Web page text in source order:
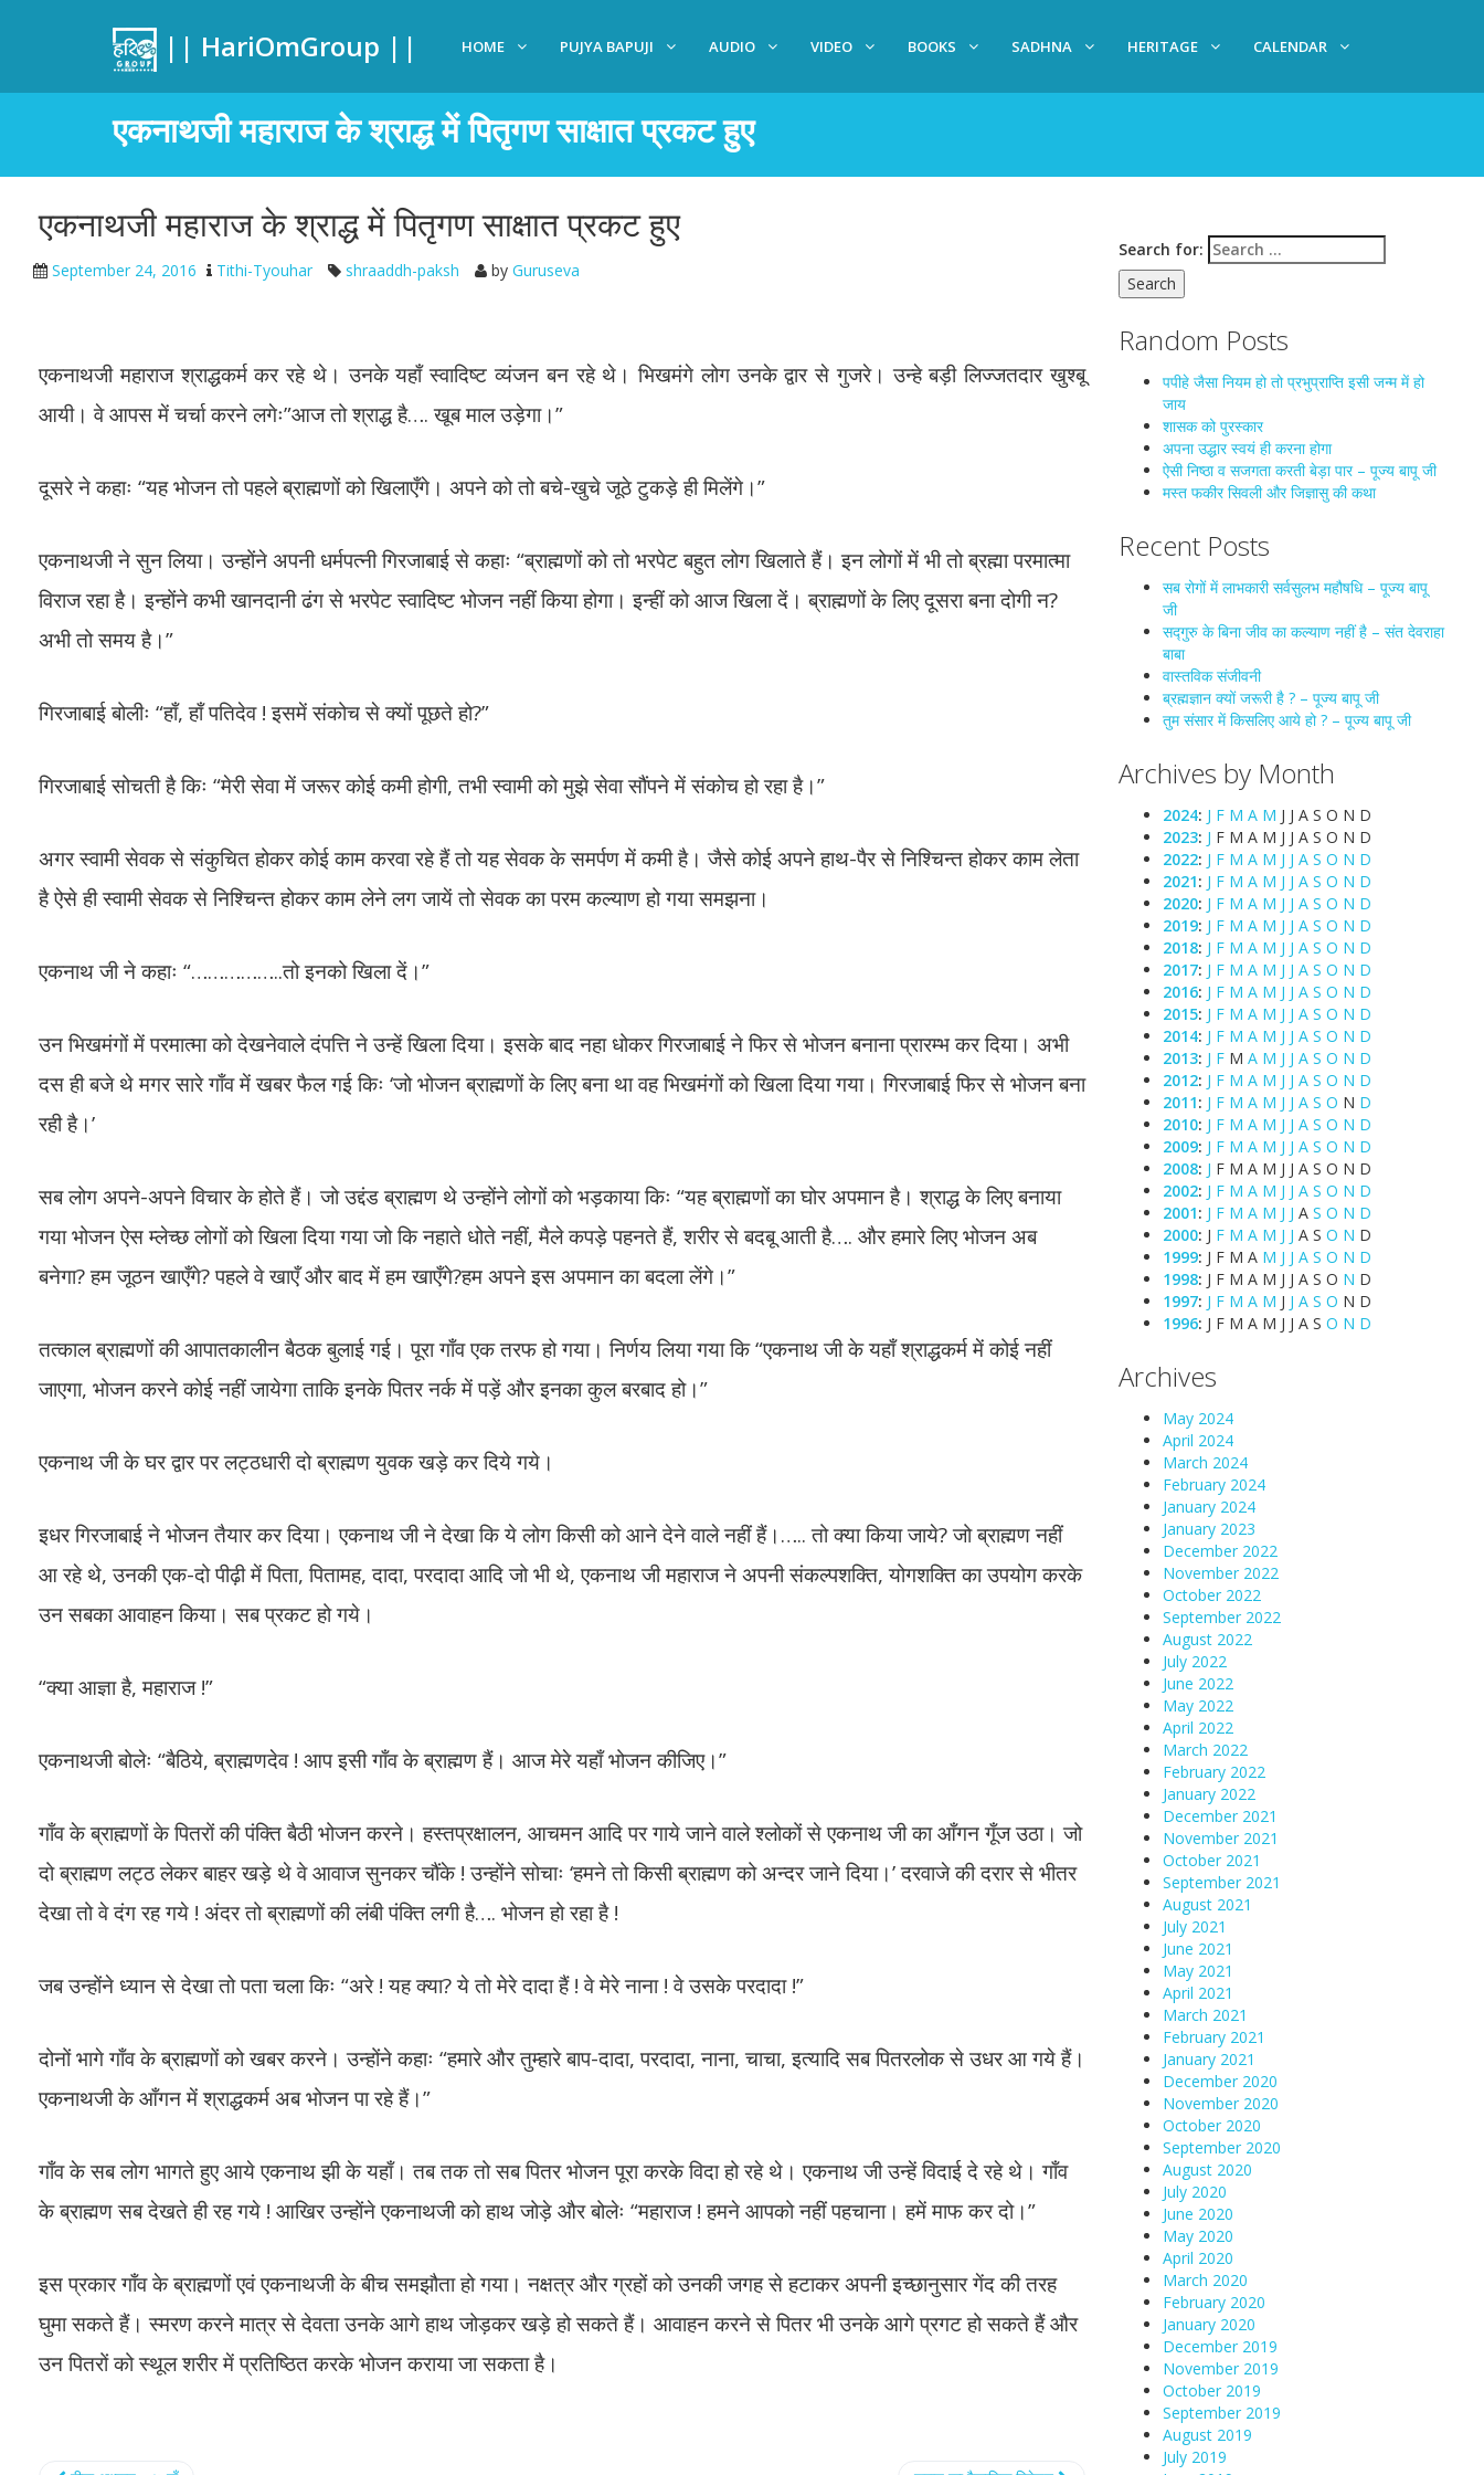
|| HariOmGroup || HOME PUJYA BAPUJI AUDIO VIDEO BOOKS SADHNA HERITAGE CALENDAR
एकनाथजी महाराज के श्राद्ध में पितृगण साक्षात प्रकट हुए
एकनाथजी महाराज के श्राद्ध में पितृगण साक्षात प्रकट हुए
September 24, 2016 Tithi-Tyouhar shraaddh-paksh by Guruseva
एकनाथजी महाराज श्राद्धकर्म कर रहे थे। उनके यहाँ स्वादिष्ट व्यंजन बन रहे थे। भिखमंगे लोग उनके द्वार से गुजरे। उन्हे बड़ी लिज्जतदार खुश्बू
आयी। वे आपस में चर्चा करने लगेः”आज तो श्राद्ध है…. खूब माल उड़ेगा।”
दूसरे ने कहाः “यह भोजन तो पहले ब्राह्मणों को खिलाएँगे। अपने को तो बचे-खुचे जूठे टुकड़े ही मिलेंगे।”
एकनाथजी ने सुन लिया। उन्होंने अपनी धर्मपत्नी गिरजाबाई से कहाः “ब्राह्मणों को तो भरपेट बहुत लोग खिलाते हैं। इन लोगों में भी तो ब्रह्मा परमात्मा
विराज रहा है। इन्होंने कभी खानदानी ढंग से भरपेट स्वादिष्ट भोजन नहीं किया होगा। इन्हीं को आज खिला दें। ब्राह्मणों के लिए दूसरा बना दोगी न?
अभी तो समय है।”
गिरजाबाई बोलीः “हाँ, हाँ पतिदेव ! इसमें संकोच से क्यों पूछते हो?”
गिरजाबाई सोचती है किः “मेरी सेवा में जरूर कोई कमी होगी, तभी स्वामी को मुझे सेवा सौंपने में संकोच हो रहा है।”
अगर स्वामी सेवक से संकुचित होकर कोई काम करवा रहे हैं तो यह सेवक के समर्पण में कमी है। जैसे कोई अपने हाथ-पैर से निश्चिन्त होकर काम लेता
है ऐसे ही स्वामी सेवक से निश्चिन्त होकर काम लेने लग जायें तो सेवक का परम कल्याण हो गया समझना।
एकनाथ जी ने कहाः “……………..तो इनको खिला दें।”
उन भिखमंगों में परमात्मा को देखनेवाले दंपत्ति ने उन्हें खिला दिया। इसके बाद नहा धोकर गिरजाबाई ने फिर से भोजन बनाना प्रारम्भ कर दिया। अभी
दस ही बजे थे मगर सारे गाँव में खबर फैल गई किः ‘जो भोजन ब्राह्मणों के लिए बना था वह भिखमंगों को खिला दिया गया। गिरजाबाई फिर से भोजन बना
रही है।’
सब लोग अपने-अपने विचार के होते हैं। जो उद्दंड ब्राह्मण थे उन्होंने लोगों को भड़काया किः “यह ब्राह्मणों का घोर अपमान है। श्राद्ध के लिए बनाया
गया भोजन ऐस म्लेच्छ लोगों को खिला दिया गया जो कि नहाते धोते नहीं, मैले कपड़े पहनते हैं, शरीर से बदबू आती है…. और हमारे लिए भोजन अब
बनेगा? हम जूठन खाएँगे? पहले वे खाएँ और बाद में हम खाएँगे?हम अपने इस अपमान का बदला लेंगे।”
तत्काल ब्राह्मणों की आपातकालीन बैठक बुलाई गई। पूरा गाँव एक तरफ हो गया। निर्णय लिया गया कि “एकनाथ जी के यहाँ श्राद्धकर्म में कोई नहीं
जाएगा, भोजन करने कोई नहीं जायेगा ताकि इनके पितर नर्क में पड़ें और इनका कुल बरबाद हो।”
एकनाथ जी के घर द्वार पर लट्ठधारी दो ब्राह्मण युवक खड़े कर दिये गये।
इधर गिरजाबाई ने भोजन तैयार कर दिया। एकनाथ जी ने देखा कि ये लोग किसी को आने देने वाले नहीं हैं।….. तो क्या किया जाये? जो ब्राह्मण नहीं
आ रहे थे, उनकी एक-दो पीढ़ी में पिता, पितामह, दादा, परदादा आदि जो भी थे, एकनाथ जी महाराज ने अपनी संकल्पशक्ति, योगशक्ति का उपयोग करके
उन सबका आवाहन किया। सब प्रकट हो गये।
“क्या आज्ञा है, महाराज !”
एकनाथजी बोलेः “बैठिये, ब्राह्मणदेव ! आप इसी गाँव के ब्राह्मण हैं। आज मेरे यहाँ भोजन कीजिए।”
गाँव के ब्राह्मणों के पितरों की पंक्ति बैठी भोजन करने। हस्तप्रक्षालन, आचमन आदि पर गाये जाने वाले श्लोकों से एकनाथ जी का आँगन गूँज उठा। जो
दो ब्राह्मण लट्ठ लेकर बाहर खड़े थे वे आवाज सुनकर चौंके ! उन्होंने सोचाः ‘हमने तो किसी ब्राह्मण को अन्दर जाने दिया।’ दरवाजे की दरार से भीतर
देखा तो वे दंग रह गये ! अंदर तो ब्राह्मणों की लंबी पंक्ति लगी है…. भोजन हो रहा है !
जब उन्होंने ध्यान से देखा तो पता चला किः “अरे ! यह क्या? ये तो मेरे दादा हैं ! वे मेरे नाना ! वे उसके परदादा !”
दोनों भागे गाँव के ब्राह्मणों को खबर करने। उन्होंने कहाः “हमारे और तुम्हारे बाप-दादा, परदादा, नाना, चाचा, इत्यादि सब पितरलोक से उधर आ गये हैं।
एकनाथजी के आँगन में श्राद्धकर्म अब भोजन पा रहे हैं।”
गाँव के सब लोग भागते हुए आये एकनाथ झी के यहाँ। तब तक तो सब पितर भोजन पूरा करके विदा हो रहे थे। एकनाथ जी उन्हें विदाई दे रहे थे। गाँव
के ब्राह्मण सब देखते ही रह गये ! आखिर उन्होंने एकनाथजी को हाथ जोड़े और बोलेः “महाराज ! हमने आपको नहीं पहचाना। हमें माफ कर दो।”
इस प्रकार गाँव के ब्राह्मणों एवं एकनाथजी के बीच समझौता हो गया। नक्षत्र और ग्रहों को उनकी जगह से हटाकर अपनी इच्छानुसार गेंद की तरह
घुमा सकते हैं। स्मरण करने मात्र से देवता उनके आगे हाथ जोड़कर खड़े हो सकते हैं। आवाहन करने से पितर भी उनके आगे प्रगट हो सकते हैं और
उन पितरों को स्थूल शरीर में प्रतिष्ठित करके भोजन कराया जा सकता है।
Search for:
Random Posts
पपीहे जैसा नियम हो तो प्रभुप्राप्ति इसी जन्म में हो
जाय
शासक को पुरस्कार
अपना उद्धार स्वयं ही करना होगा
ऐसी निष्ठा व सजगता करती बेड़ा पार – पूज्य बापू जी
मस्त फकीर सिवली और जिज्ञासु की कथा
Recent Posts
सब रोगों में लाभकारी सर्वसुलभ महौषधि – पूज्य बापू
जी
सद्गुरु के बिना जीव का कल्याण नहीं है – संत देवराहा
बाबा
वास्तविक संजीवनी
ब्रह्मज्ञान क्यों जरूरी है ? – पूज्य बापू जी
तुम संसार में किसलिए आये हो ? – पूज्य बापू जी
Archives by Month
2024: J F M A M J J A S O N D
2023: J F M A M J J A S O N D
2022: J F M A M J J A S O N D
2021: J F M A M J J A S O N D
2020: J F M A M J J A S O N D
2019: J F M A M J J A S O N D
2018: J F M A M J J A S O N D
2017: J F M A M J J A S O N D
2016: J F M A M J J A S O N D
2015: J F M A M J J A S O N D
2014: J F M A M J J A S O N D
2013: J F M A M J J A S O N D
2012: J F M A M J J A S O N D
2011: J F M A M J J A S O N D
2010: J F M A M J J A S O N D
2009: J F M A M J J A S O N D
2008: J F M A M J J A S O N D
2002: J F M A M J J A S O N D
2001: J F M A M J J A S O N D
2000: J F M A M J J A S O N D
1999: J F M A M J J A S O N D
1998: J F M A M J J A S O N D
1997: J F M A M J J A S O N D
1996: J F M A M J J A S O N D
Archives
May 2024
April 2024
March 2024
February 2024
January 2024
January 2023
December 2022
November 2022
October 2022
September 2022
August 2022
July 2022
June 2022
May 2022
April 2022
March 2022
February 2022
January 2022
December 2021
November 2021
October 2021
September 2021
August 2021
July 2021
June 2021
May 2021
April 2021
March 2021
February 2021
January 2021
December 2020
November 2020
October 2020
September 2020
August 2020
July 2020
June 2020
May 2020
April 2020
March 2020
February 2020
January 2020
December 2019
November 2019
October 2019
September 2019
August 2019
July 2019